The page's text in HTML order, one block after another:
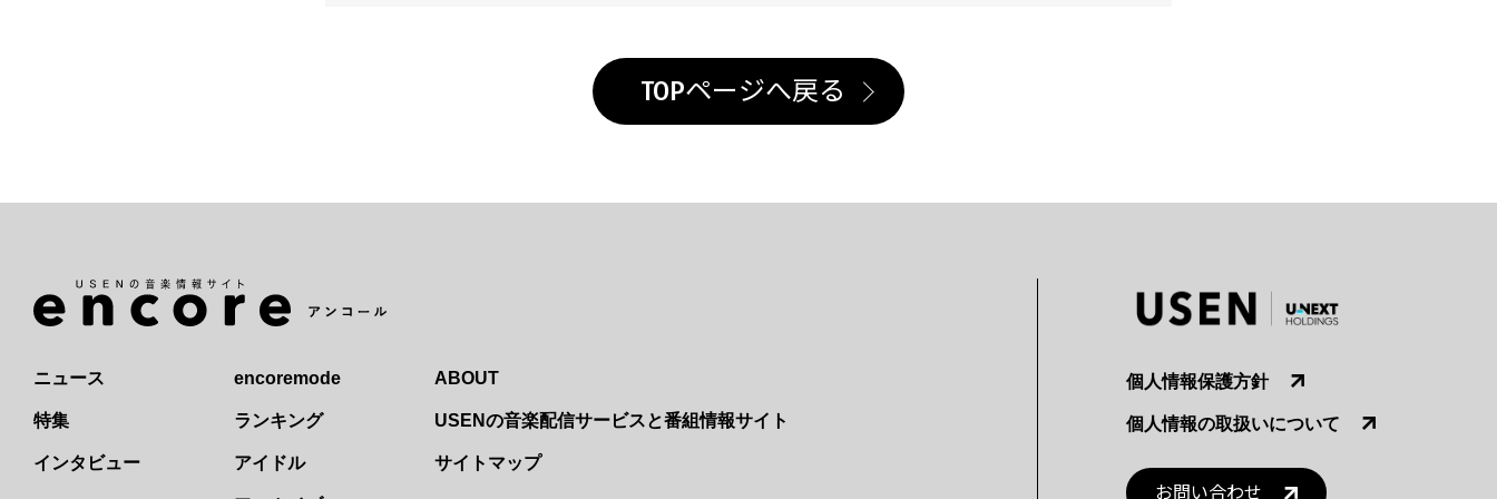
TOPページへ戻る
ニュース
特集
インタビュー
encoremode
ランキング
アイドル
ABOUT
USENの音楽配信サービスと番組情報サイト
サイトマップ
個人情報保護方針
個人情報の取扱いについて
お問い合わせ